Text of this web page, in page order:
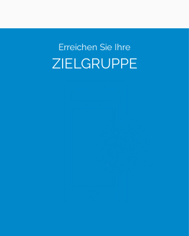
Erreichen Sie Ihre
ZIELGRUPPE